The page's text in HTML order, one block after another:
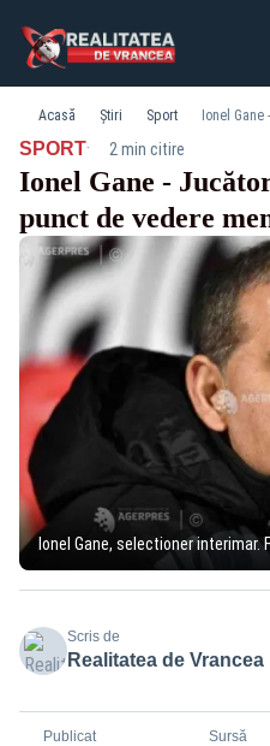
Acasă Știri Sport
SPORT· 2 min citire
Ionel Gane -
punct de vedere
Ionel Gane, selectioner interimar.
Scris de
Realitatea de Vrancea
Publicat Sursă